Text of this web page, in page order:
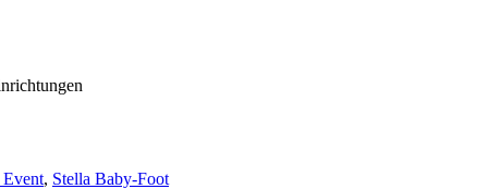
, Stella Baby-Foot